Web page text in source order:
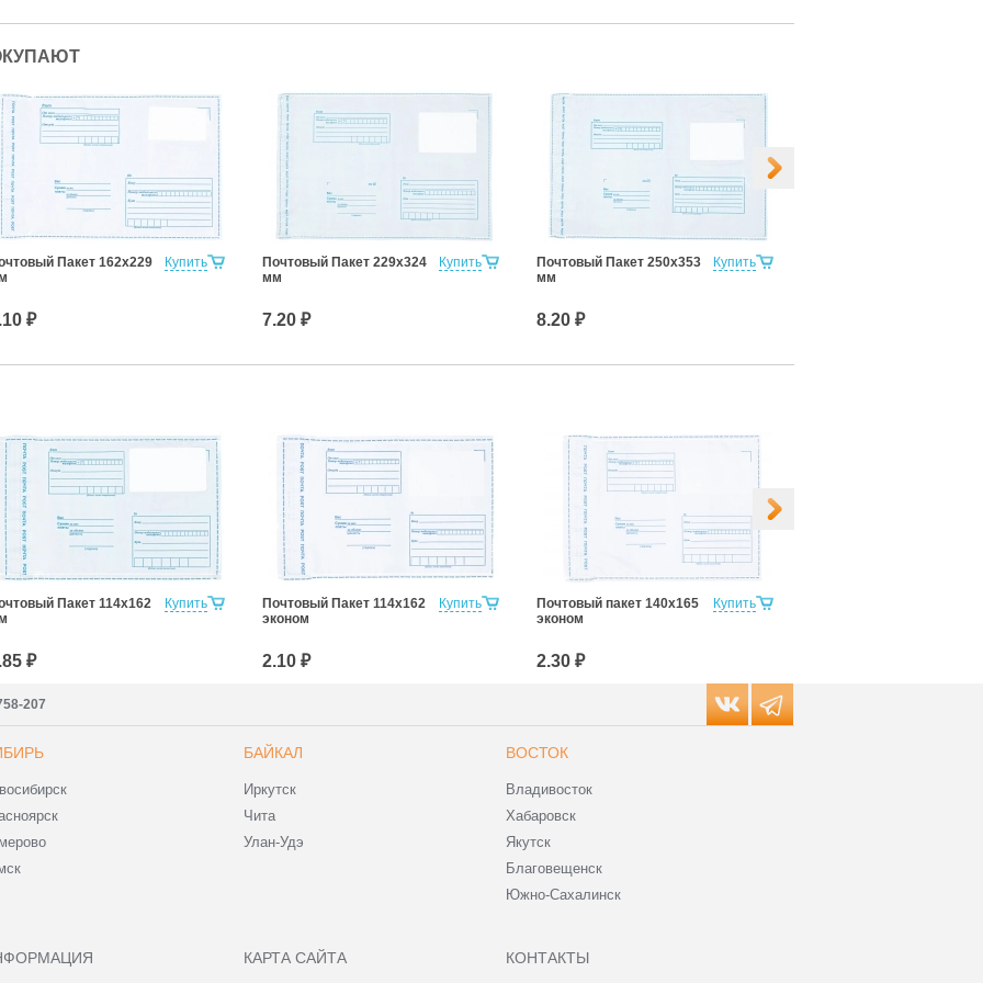
Купить
Пакет 162х229
₽
Купить
Почтовый Пакет 229х324
мм
7.20 ₽
Купить
Почтовый Пакет 250х353
мм
8.20 ₽
Купить
Пакет 114х162
₽
Купить
Почтовый Пакет 114х162
эконом
2.10 ₽
Купить
Почтовый пакет 140х165
эконом
2.30 ₽
207
БАЙКАЛ
Иркутск
Чита
Улан-Удэ
ВОСТОК
Владивосток
Хабаровск
Якутск
Благовещенск
Южно-Сахалинск
КАРТА САЙТА КОНТАКТЫ